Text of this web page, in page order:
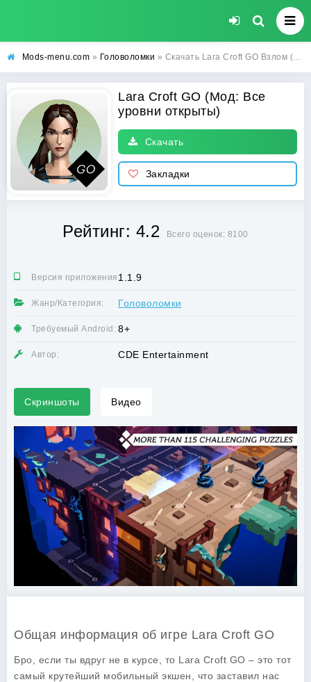
Mods-menu.com » Головоломки » Скачать Lara Croft GO Взлом (Все уровни открыты) на Андроид бесплатно
Lara Croft GO (Мод: Все
уровни открыты)
Скачать
Закладки
Рейтинг: 4.2 Всего оценок: 8100
Версия приложения:1.1.9
Жанр/Категория: Головоломки
Требуемый Android: 8+
Автор: CDE Entertainment
Скриншоты Видео
Общая информация об игре Lara Croft GO
Бро, если ты вдруг не в курсе, то Lara Croft GO – это тот
самый крутейший мобильный экшен, что заставил нас